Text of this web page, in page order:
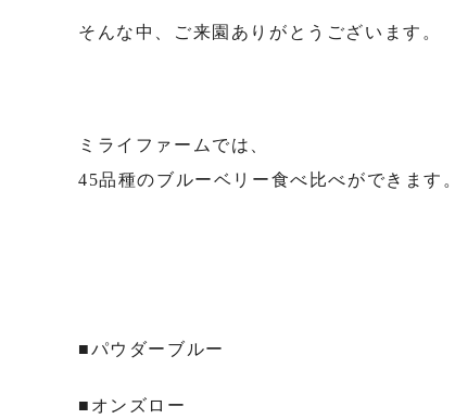
そんな中、ご来園ありがとうございます。
ミライファームでは、
45品種のブルーベリー食べ比べができます。
■パウダーブルー
■オンズロー